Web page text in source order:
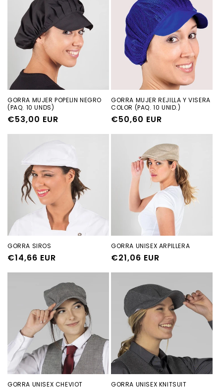
GORRA MUJER POPELIN NEGRO
(PAQ. 10 UNDS)
Precio
habitual
€53,00 EUR
GORRA MUJER REJILLA Y VISERA
COLOR (PAQ. 10 UNID.)
Precio
habitual
€50,60 EUR
GORRA SIROS
Precio
habitual
€14,66 EUR
GORRA UNISEX ARPILLERA
Precio
habitual
€21,06 EUR
GORRA UNISEX CHEVIOT GORRA UNISEX KNITSUIT